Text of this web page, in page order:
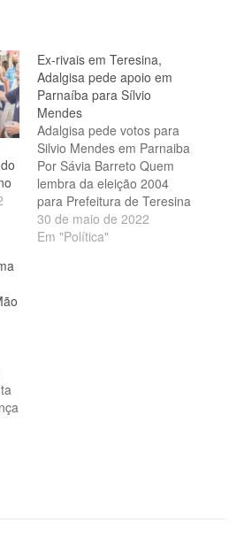
Ex-rivais em Teresina,
Adalgisa pede apoio em
Parnaíba para Sílvio
Mendes
Adalgisa pede votos para
Silvio Mendes em Parnaiba
Por Sávia Barreto Quem
lembra da eleição 2004
para Prefeitura de Teresina
deve se recordar desta
disputa: Silvio Mendes, na
30 de maio de 2022
Em "Política"